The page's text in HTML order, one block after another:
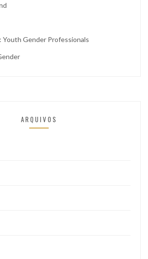
Youth Gender Professionals
ARQUIVOS